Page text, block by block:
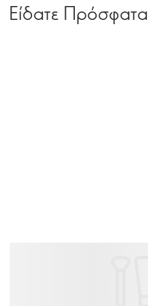
Είδατε Πρόσφατα